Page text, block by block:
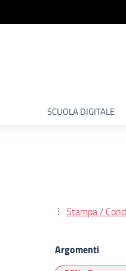
SCUOLA DIGITALE
Stampa /
Argomenti